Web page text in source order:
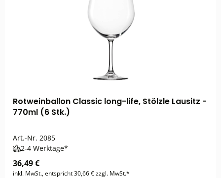
Rotweinballon Classic long-life, Stölzle Lausitz -
770ml (6 Stk.)
Art.-Nr. 2085
2-4 Werktage*
36,49 €
inkl. MwSt., entspricht 30,66 € zzgl. MwSt.*